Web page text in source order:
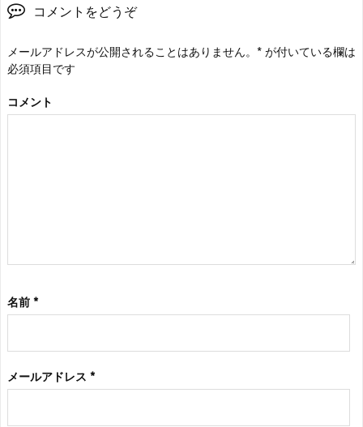
コメントをどうぞ
メールアドレスが公開されることはありません。 * が付いている欄は
必須項目です
コメント
名前 *
メールアドレス *